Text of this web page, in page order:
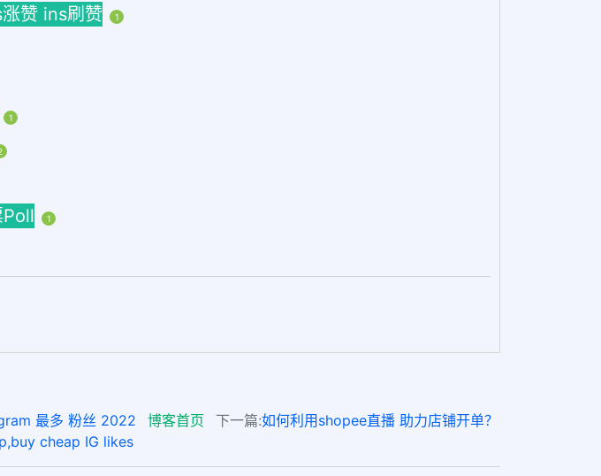
赞 ins刷赞 1
1
1
最多 粉丝 2022 博客首页 下一篇:如何利用shopee直播 助力店铺开单？
cheap IG likes